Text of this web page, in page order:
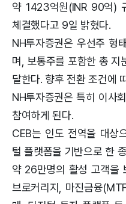
약 1423억원(INR 90억)
체결했다고 9일 밝혔다.
NH투자증권은 우선주 형
며, 보통주를 포함한 총 지
달한다. 향후 전환 조건에
NH투자증권은 특히 이사
참여하게 된다.
CEB는 인도 전역을 대상
털 플랫폼을 기반으로 한
약 26만명의 활성 고객을
브로커리지, 마진금융